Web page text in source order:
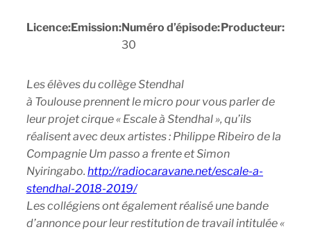
Licence:Emission:Numéro d’épisode:
30
Producteur:
Les élèves du collège Stendhal
à Toulouse prennent le micro pour vous parler de
leur projet cirque « Escale à Stendhal », qu’ils
réalisent avec deux artistes : Philippe Ribeiro de la
Compagnie Um passo a frente et Simon
Nyiringabo. http://radiocaravane.net/escale-a-
stendhal-2018-2019/
Les collégiens ont également réalisé une bande
d’annonce pour leur restitution de travail intitulée «